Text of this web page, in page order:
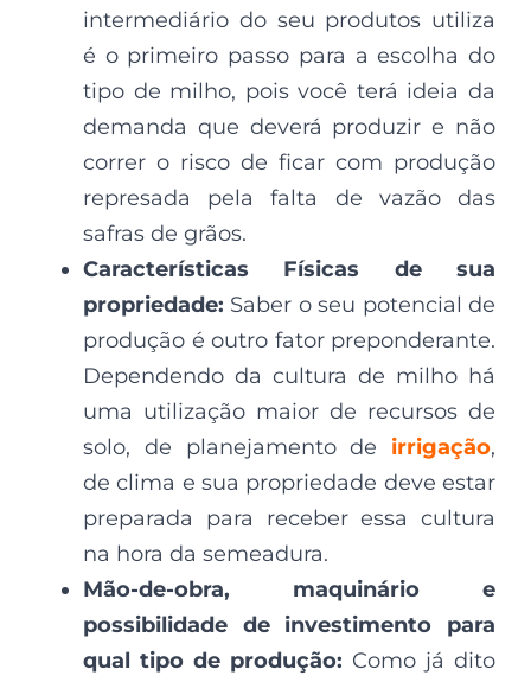
intermediário do seu produtos utiliza
é o primeiro passo para a escolha do
tipo de milho, pois você terá ideia da
demanda que deverá produzir e não
correr o risco de ficar com produção
represada pela falta de vazão das
safras de grãos.
Características Físicas de sua
propriedade: Saber o seu potencial de
produção é outro fator preponderante.
Dependendo da cultura de milho há
uma utilização maior de recursos de
solo, de planejamento de irrigação,
de clima e sua propriedade deve estar
preparada para receber essa cultura
na hora da semeadura.
Mão-de-obra, maquinário e
possibilidade de investimento para
qual tipo de produção: Como já dito